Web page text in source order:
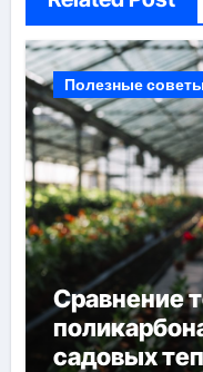
Полезные советы
Сравнение
садовых